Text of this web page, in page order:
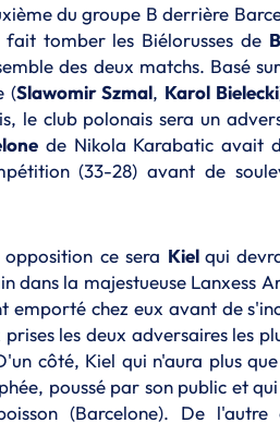
du groupe B derrière
tomber les Biélorusses de
des deux matchs. Basé
(Slawomir Szmal, Karol Bielecki
le club polonais sera un
de Nikola Karabatic avait
(33-28) avant de
ce sera Kielqui
dans la majestueuse Lanxess
emporté chez eux avant de
les deux adversaires les
côté, Kiel qui n'aura plus
poussé par son public et
(Barcelone). De l'autre